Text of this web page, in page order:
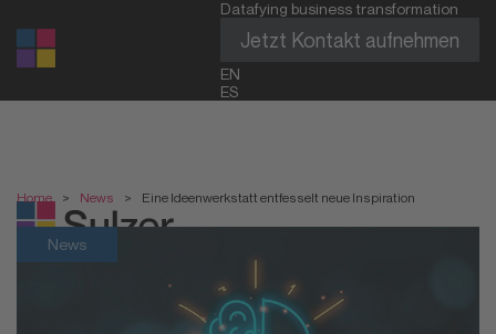
Datafying business transformation
Jetzt Kontakt aufnehmen
EN
ES
Home > News > Eine Ideenwerkstatt entfesselt neue Inspiration
News